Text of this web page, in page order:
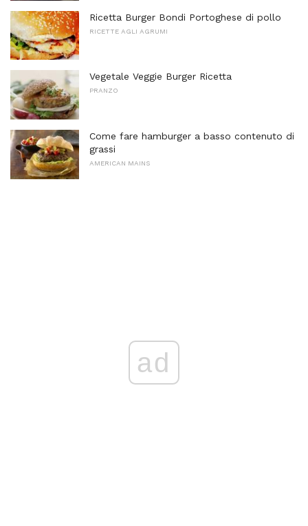
Ricetta Burger Bondi Portoghese di pollo
RICETTE AGLI AGRUMI
Vegetale Veggie Burger Ricetta
PRANZO
Come fare hamburger a basso contenuto di
grassi
AMERICAN MAINS
ad